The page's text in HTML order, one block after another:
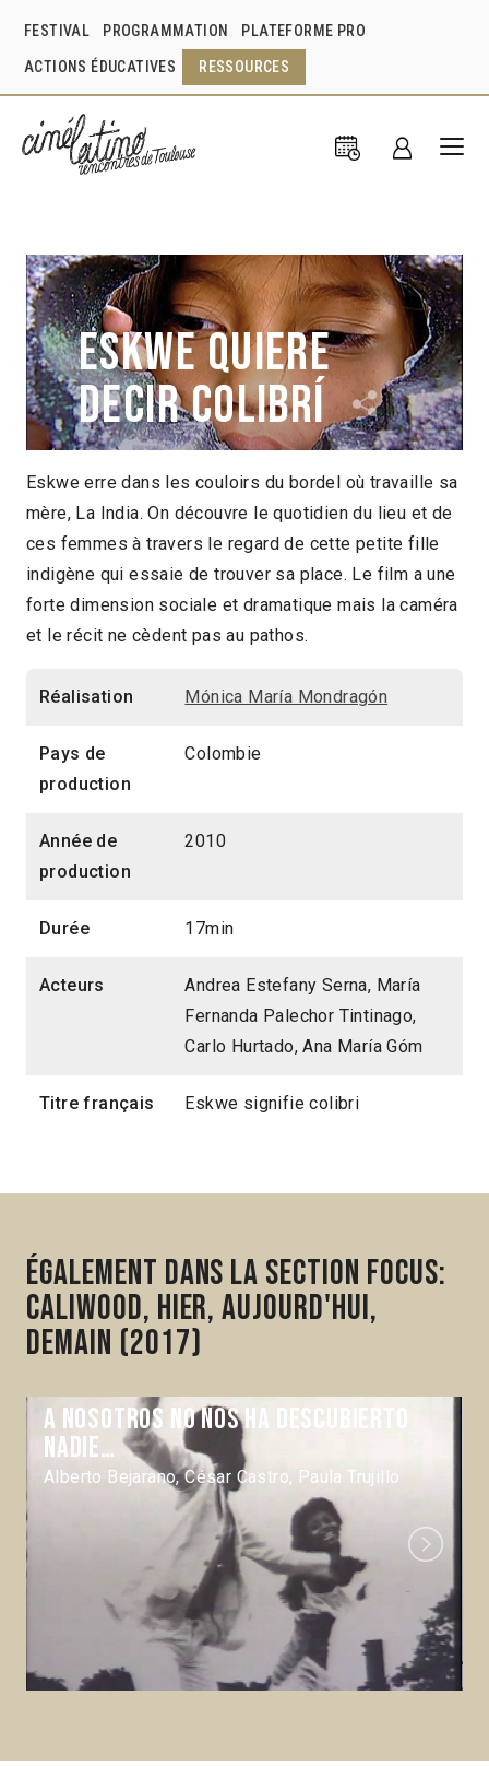
FESTIVAL PROGRAMMATION PLATEFORME PRO
ACTIONS ÉDUCATIVES RESSOURCES
Eskwe quiere
decir colibrí
Mónica María Mondragón Colombie
2010
17min
2017 > Focus: Caliwood, hier, aujourd'hui,
demain
2017 > Séances spéciales
Eskwe erre dans les couloirs du bordel où travaille sa
mère, La India. On découvre le quotidien du lieu et de
ces femmes à travers le regard de cette petite fille
indigène qui essaie de trouver sa place. Le film a une
forte dimension sociale et dramatique mais la caméra
et le récit ne cèdent pas au pathos.
Réalisation Mónica María Mondragón
Pays de
production
Colombie
Année de
production
2010
Durée 17min
Acteurs
Andrea Estefany Serna, María
Fernanda Palechor Tintinago,
Carlo Hurtado, Ana María Góm
Titre français Eskwe signifie colibri
Également dans la section Focus:
Caliwood, hier, aujourd'hui,
demain (2017)
A nosotros no nos ha descubierto
nadie…
Alberto Bejarano, César Castro, Paula Trujillo
Next